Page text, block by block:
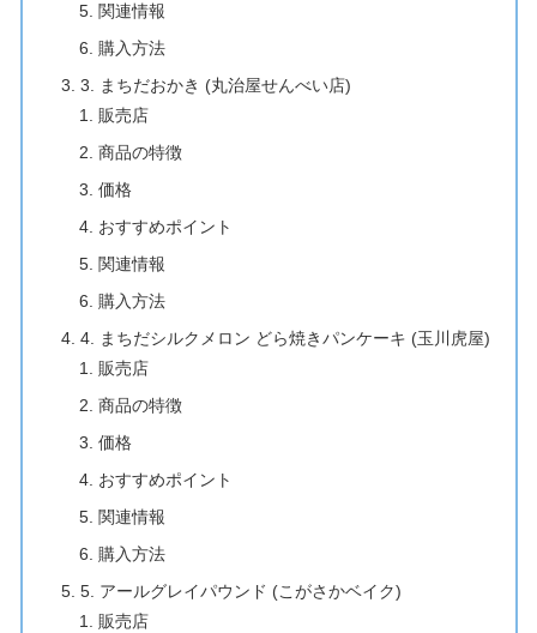
関連情報
購入方法
3. まちだおかき (丸治屋せんべい店)
販売店
商品の特徴
価格
おすすめポイント
関連情報
購入方法
4. まちだシルクメロン どら焼きパンケーキ (玉川虎屋)
販売店
商品の特徴
価格
おすすめポイント
関連情報
購入方法
5. アールグレイパウンド (こがさかベイク)
販売店